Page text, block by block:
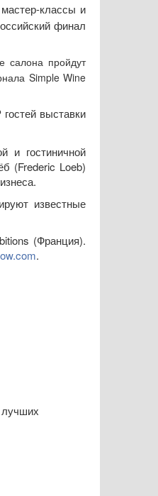
классы и
финал
салона пройдут
Simple Wine
выставки
и гостиничной
(Frederic Loeb)
известные
(Франция).
.